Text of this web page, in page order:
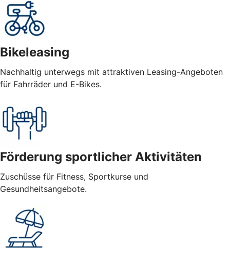
Bikeleasing
Nachhaltig unterwegs mit attraktiven Leasing-Angeboten
für Fahrräder und E-Bikes.
Förderung sportlicher Aktivitäten
Zuschüsse für Fitness, Sportkurse und
Gesundheitsangebote.